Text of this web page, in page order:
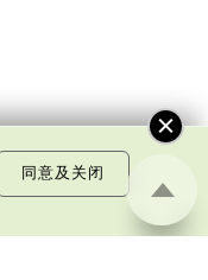
免责声明
同意及关闭